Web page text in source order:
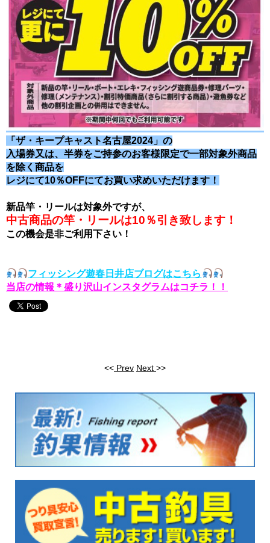
「ザ・キープキャスト名古屋2024」の
入場券又は、 半券をご持参のお客様限定で一部対象外商品
を除く商品を
レジにて10％OFFにてお買い求めいただけます！
新品竿・リールは対象外ですが、
中古商品の竿・リールは10％引き致します！
この機会是非ご利用下さい！
フィッシング遊春日井店ブログはこちら
当店の情報＊盛り沢山インスタグラムはコチラ！！
<< Prev Next >>